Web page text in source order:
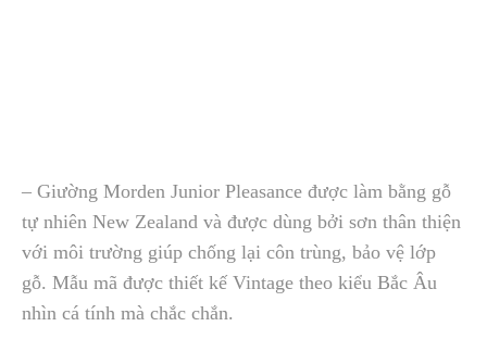
– Giường Morden Junior Pleasance được làm bằng gỗ
tự nhiên New Zealand và được dùng bởi sơn thân thiện
với môi trường giúp chống lại côn trùng, bảo vệ lớp
gỗ. Mẫu mã được thiết kế Vintage theo kiểu Bắc Âu
nhìn cá tính mà chắc chắn.